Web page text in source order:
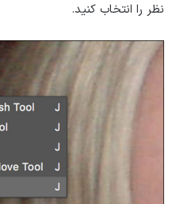
نظر را انتخاب کنید.